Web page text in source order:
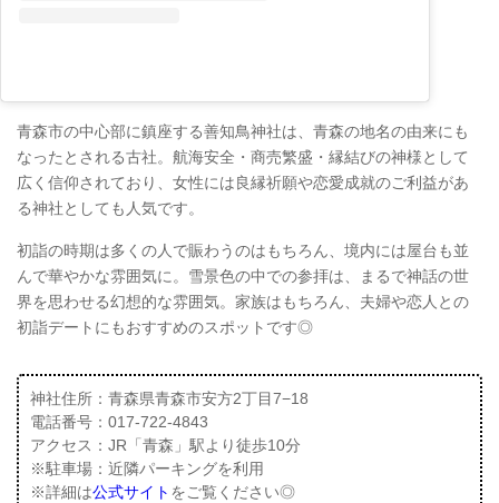
青森市の中心部に鎮座する善知鳥神社は、青森の地名の由来にも
なったとされる古社。航海安全・商売繁盛・縁結びの神様として
広く信仰されており、女性には良縁祈願や恋愛成就のご利益があ
る神社としても人気です。
初詣の時期は多くの人で賑わうのはもちろん、境内には屋台も並
んで華やかな雰囲気に。雪景色の中での参拝は、まるで神話の世
界を思わせる幻想的な雰囲気。家族はもちろん、夫婦や恋人との
初詣デートにもおすすめのスポットです◎
神社住所：青森県青森市安方2丁目7−18
電話番号：017-722-4843
アクセス：JR「青森」駅より徒歩10分
※駐車場：近隣パーキングを利用
※詳細は公式サイト をご覧ください◎